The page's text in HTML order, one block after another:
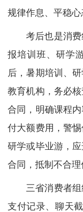
规律作息、平稳心
考后也是消
报培训班、研学
后，暑期培训、
教育机构，务必
合同，明确课程
付大额费用，警
研学或毕业游，
合同，抵制不合理
三省消费者
支付记录、聊天